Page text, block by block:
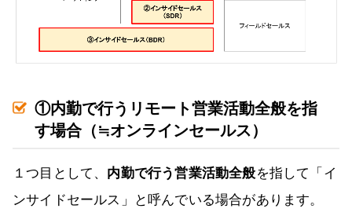
①内勤で行うリモート営業活動全般を指
す場合（≒オンラインセールス）
１つ目として、 内勤で行う営業活動全般を指して「イ
ンサイドセールス」と呼んでいる場合があります。